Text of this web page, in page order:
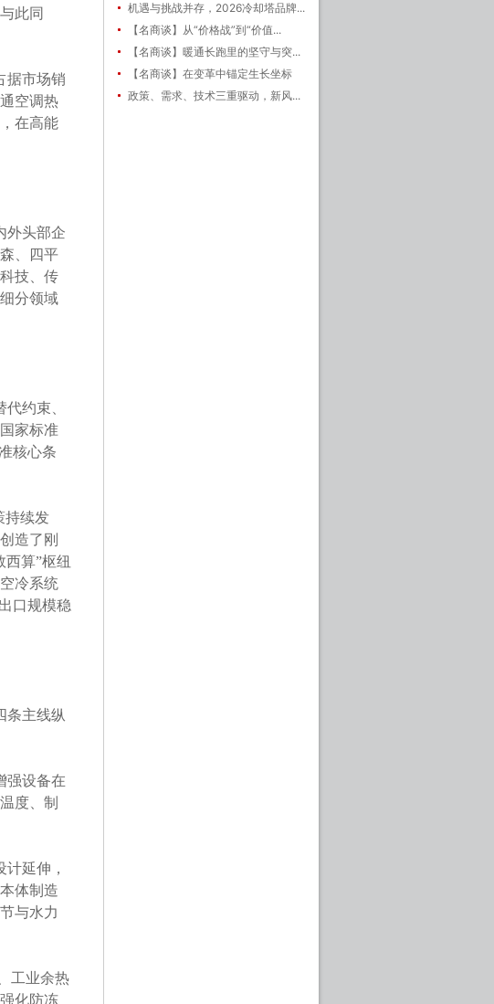
此同
据市场销
空调热
在高能
外头部企
、四平
技、传
分领域
约束、
家标准
核心条
持续发
造了刚
算”枢纽
冷系统
口规模稳
条主线纵
强设备在
度、制
延伸，
体制造
与水力
工业余热
化防冻
机遇与挑战并存，2026冷却塔品牌...
【名商谈】从“价格战”到“价值...
【名商谈】暖通长跑里的坚守与突...
【名商谈】在变革中锚定生长坐标
政策、需求、技术三重驱动，新风...